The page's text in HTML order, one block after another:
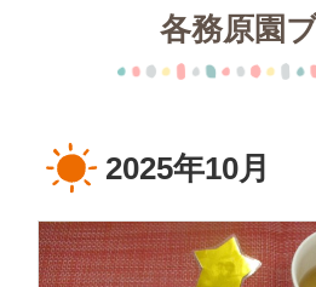
各務原園
2025年10月